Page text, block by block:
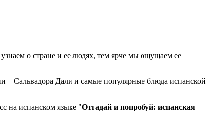
о стране и ее людях, тем ярче мы ощущаем ее
– Сальвадора Дали и самые популярные блюда испанской
на испанском языке "Отгадай и попробуй: испанская